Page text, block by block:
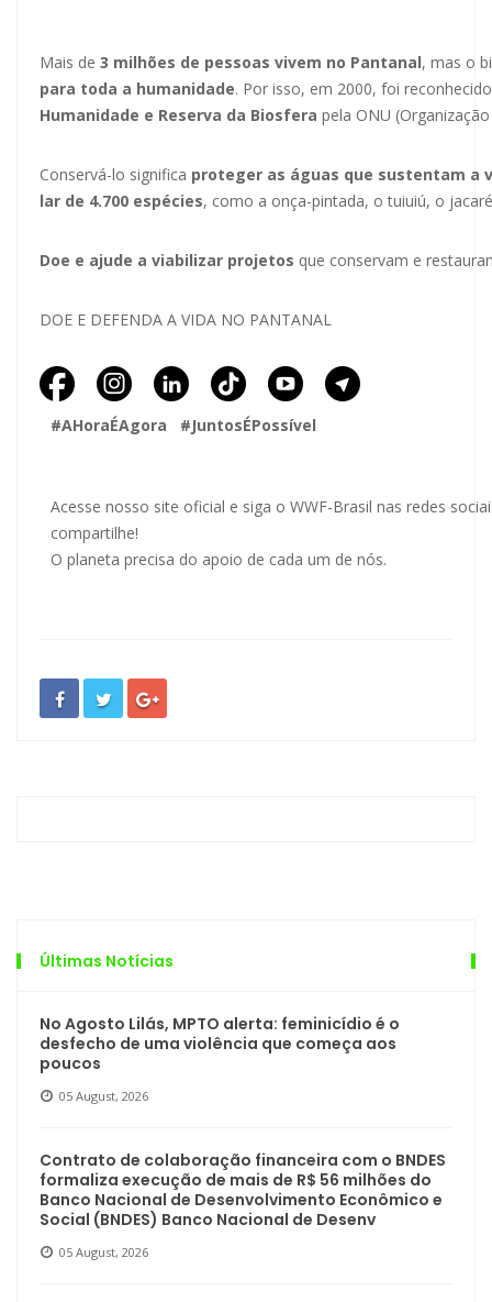
Mais de 3 milhões de pessoas vivem no Pantanal, mas o
para toda a humanidade. Por isso, em 2000, foi
Humanidade e Reserva da Biosfera pela ONU
Conservá-lo significa proteger as águas que sustentam a
lar de 4.700 espécies, como a onça-pintada, o tuiuiú, o
Doe e ajude a viabilizar projetos que conservam e
DOE E DEFENDA A VIDA NO PANTANAL
#AHoraÉAgora #JuntosÉPossível
Acesse nosso site oficial e siga o WWF-Brasil nas redes
compartilhe!
O planeta precisa do apoio de cada um de nós.
Últimas Notícias
No Agosto Lilás, MPTO alerta: feminicídio é o
desfecho de uma violência que começa aos
poucos
05 August, 2026
Contrato de colaboração financeira com o BNDES
formaliza execução de mais de R$ 56 milhões do
Banco Nacional de Desenvolvimento Econômico e
Social (BNDES) Banco Nacional de Desenv
05 August, 2026